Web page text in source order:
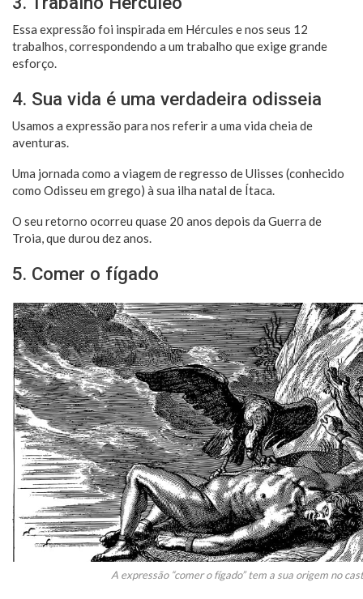
Essa expressão foi inspirada em Hércules e nos seus 12
trabalhos, correspondendo a um trabalho que exige grande
esforço.
4. Sua vida é uma verdadeira odisseia
Usamos a expressão para nos referir a uma vida cheia de
aventuras.
Uma jornada como a viagem de regresso de Ulisses (conhecido
como Odisseu em grego) à sua ilha natal de Ítaca.
O seu retorno ocorreu quase 20 anos depois da Guerra de
Troia, que durou dez anos.
5. Comer o fígado
A expressão “comer o fígado” tem a sua origem no